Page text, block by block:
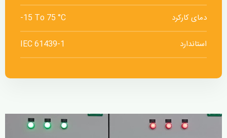
دمای کارکرد -15 To 75 °C
استاندارد IEC 61439-1